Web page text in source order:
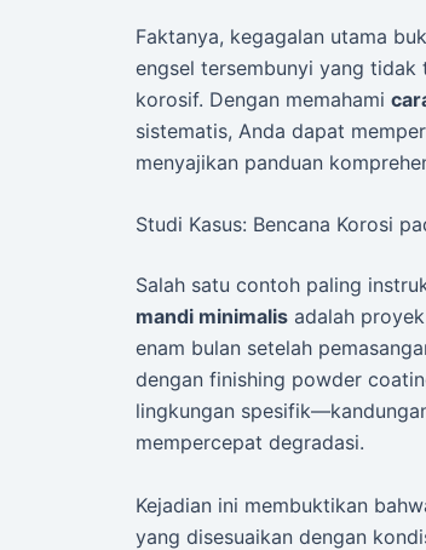
Faktanya, kegagalan utama
engsel tersembunyi yang
korosif. Dengan memahami
sistematis, Anda dapat
menyajikan panduan
Studi Kasus: Bencana Korosi
Salah satu contoh paling
mandi minimalis adalah
enam bulan setelah
dengan finishing powder
lingkungan
mempercepat degradasi.
Kejadian ini membuktikan
yang disesuaikan dengan